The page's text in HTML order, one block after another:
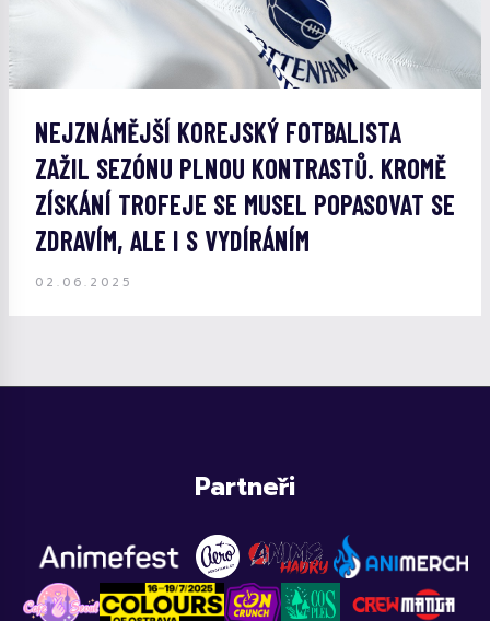
NEJZNÁMĚJŠÍ KOREJSKÝ FOTBALISTA
ZAŽIL SEZÓNU PLNOU KONTRASTŮ. KROMĚ
ZÍSKÁNÍ TROFEJE SE MUSEL POPASOVAT SE
ZDRAVÍM, ALE I S VYDÍRÁNÍM
02.06.2025
Partneři